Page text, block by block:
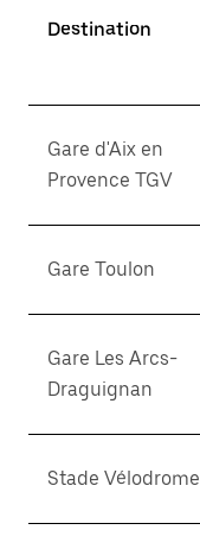
Destination
Gare d'Aix en
Provence TGV
Gare Toulon
Gare Les Arcs-
Draguignan
Stade Vélodrome